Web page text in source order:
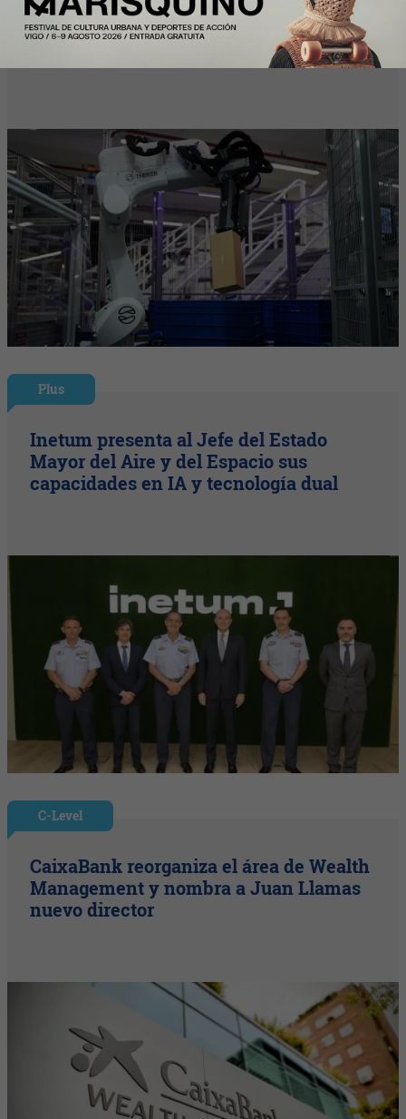
Mango colabora con Theker para
desarrollar proyectos de robotización en
Plus
Inetum presenta al Jefe del Estado
Mayor del Aire y del Espacio sus
capacidades en IA y tecnología dual
C-Level
CaixaBank reorganiza el área de Wealth
Management y nombra a Juan Llamas
nuevo director